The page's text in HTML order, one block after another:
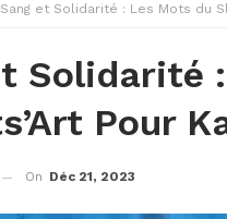
Sang et Solidarité : Les Mots du
Solidarité
Pour
On Déc 21, 2023